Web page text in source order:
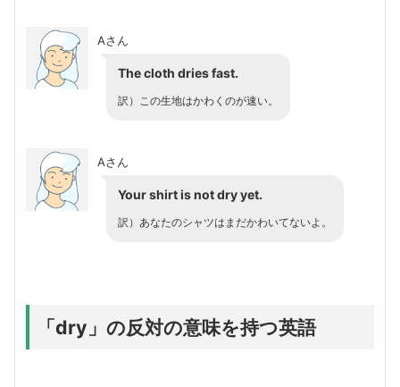
Aさん
The cloth dries fast.
訳）この生地はかわくのが速い。
Aさん
Your shirt is not dry yet.
訳）あなたのシャツはまだかわいてないよ。
「dry」の反対の意味を持つ英語